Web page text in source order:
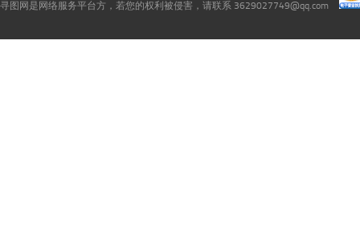
寻图网是网络服务平台方，若您的权利被侵害，请联系 3629027749@qq.com